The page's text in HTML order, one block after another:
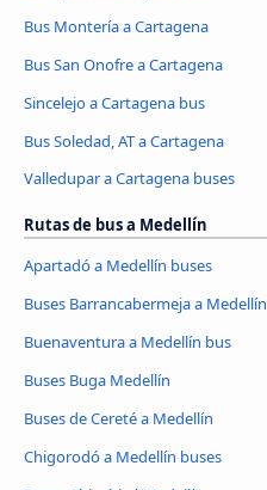
Bus Montería a Cartagena
Bus San Onofre a Cartagena
Sincelejo a Cartagena bus
Bus Soledad, AT a Cartagena
Valledupar a Cartagena buses
Rutas de bus a Medellín
Apartadó a Medellín buses
Buses Barrancabermeja a Medellín
Buenaventura a Medellín bus
Buses Buga Medellín
Buses de Cereté a Medellín
Chigorodó a Medellín buses